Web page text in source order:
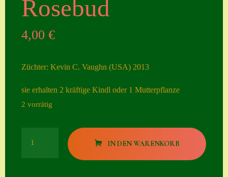
ngen
Datenschutzerklä
Rosebud
4,00€
Züchter: Kevin C. Vaughn (USA) 2013
sie erhalten 2 kräftige Kindl oder 1 Mutterpflanze
2 vorrätig
IN DEN WARENKORB